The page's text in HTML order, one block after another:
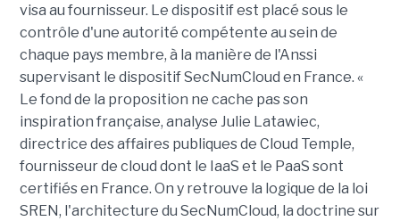
visa au fournisseur. Le dispositif est placé sous le
contrôle d'une autorité compétente au sein de
chaque pays membre, à la manière de l'Anssi
supervisant le dispositif SecNumCloud en France. «
Le fond de la proposition ne cache pas son
inspiration française, analyse Julie Latawiec,
directrice des affaires publiques de Cloud Temple,
fournisseur de cloud dont le IaaS et le PaaS sont
certifiés en France. On y retrouve la logique de la loi
SREN, l'architecture du SecNumCloud, la doctrine sur